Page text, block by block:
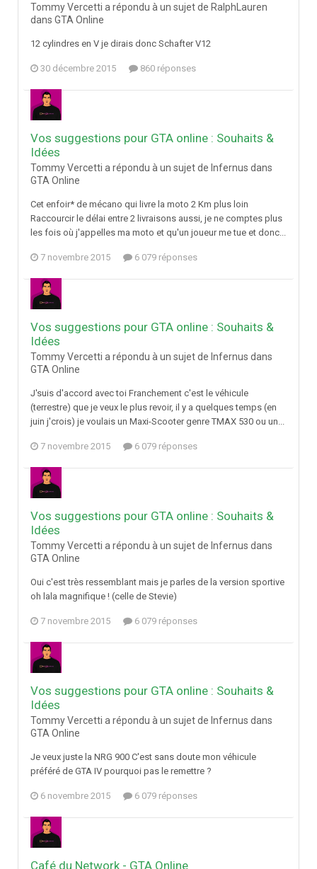
Tommy Vercetti a répondu à un sujet de RalphLauren
dans GTA Online
12 cylindres en V je dirais donc Schafter V12
30 décembre 2015 860 réponses
Vos suggestions pour GTA online : Souhaits &
Idées
Tommy Vercetti a répondu à un sujet de Infernus dans
GTA Online
Cet enfoir* de mécano qui livre la moto 2 Km plus loin
Raccourcir le délai entre 2 livraisons aussi, je ne comptes plus
les fois où j'appelles ma moto et qu'un joueur me tue et donc...
7 novembre 2015 6 079 réponses
Vos suggestions pour GTA online : Souhaits &
Idées
Tommy Vercetti a répondu à un sujet de Infernus dans
GTA Online
J'suis d'accord avec toi Franchement c'est le véhicule
(terrestre) que je veux le plus revoir, il y a quelques temps (en
juin j'crois) je voulais un Maxi-Scooter genre TMAX 530 ou un...
7 novembre 2015 6 079 réponses
Vos suggestions pour GTA online : Souhaits &
Idées
Tommy Vercetti a répondu à un sujet de Infernus dans
GTA Online
Oui c'est très ressemblant mais je parles de la version sportive
oh lala magnifique ! (celle de Stevie)
7 novembre 2015 6 079 réponses
Vos suggestions pour GTA online : Souhaits &
Idées
Tommy Vercetti a répondu à un sujet de Infernus dans
GTA Online
Je veux juste la NRG 900 C'est sans doute mon véhicule
préféré de GTA IV pourquoi pas le remettre ?
6 novembre 2015 6 079 réponses
Café du Network - GTA Online